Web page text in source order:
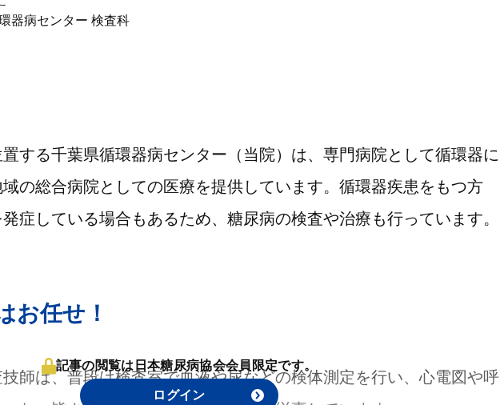
器病センター 検査科
する千葉県循環器病センター（当院）は、専門病院として循環器に
の総合病院としての医療を提供しています。循環器疾患をもつ方
症している場合もあるため、糖尿病の検査や治療も行っています。
お任せ！
師は、普段は検査室で血液や尿などの検体測定を行い、心電図や呼
記事の閲覧は日本糖尿病協会会員限定です。
ログイン